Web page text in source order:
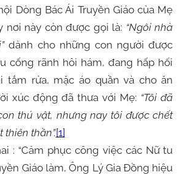
Dòng Bác Ái Truyền Giáo của Mẹ
nơi này còn được gọi là: “Ngôi nhà
dành cho những con người được
cống rãnh hôi hám, đang hấp hối
tắm rửa, mặc áo quần và cho ăn
xúc động đã thưa với Mẹ: “Tôi đã
thú vật, nhưng nay tôi được chết
thần”.[1]
: “Cảm phục công việc các Nữ tu
Giáo làm, Ông Lý Gia Đồng hiệu